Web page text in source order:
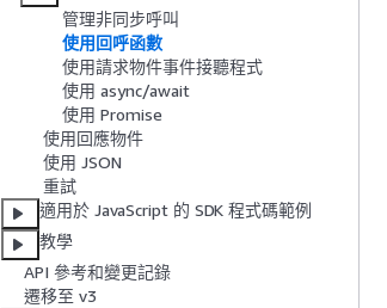
管理非同步呼叫
使用回呼函數
使用請求物件事件接聽程式
使用 async/await
使用 Promise
使用回應物件
使用 JSON
重試
適用於 JavaScript 的 SDK 程式碼範例
教學
API 參考和變更記錄
遷移至 v3